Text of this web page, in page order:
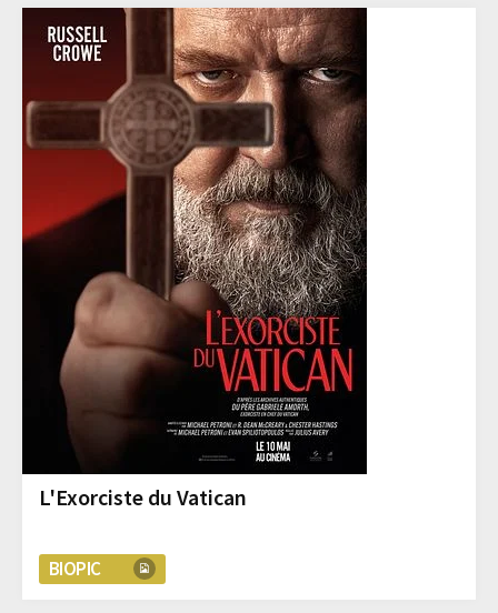
L'Exorciste du Vatican
BIOPIC